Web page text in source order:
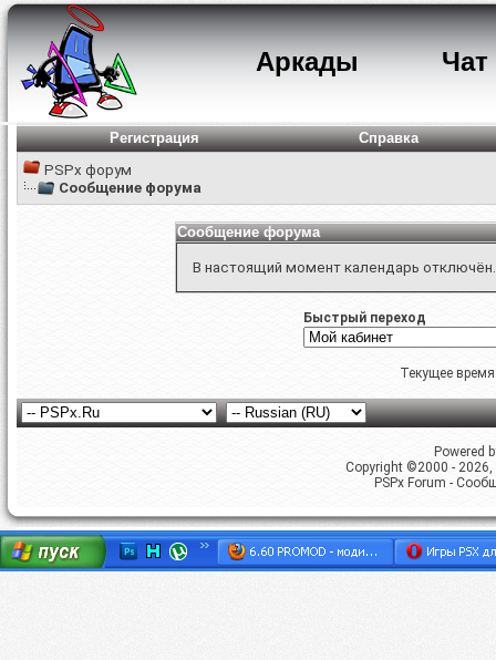
Аркады Чат
Регистрация
Справка
PSPx форум
Сообщение форума
Сообщение форума
В настоящий момент календарь отключён.
Быстрый переход
Текущее
Powered
Copyright ©2000 -
PSPx Forum -